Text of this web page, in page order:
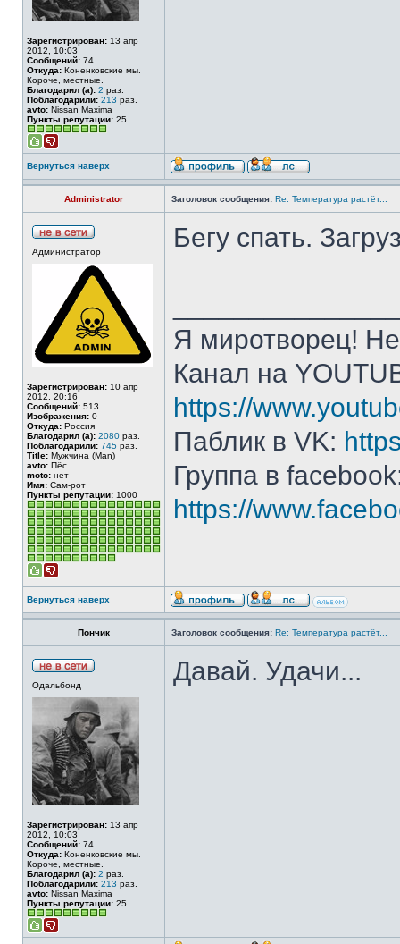
Зарегистрирован: 13 апр
2012, 10:03
Сообщений: 74
Откуда: Коненковские мы.
Короче, местные.
Благодарил (а): 2 раз.
Поблагодарили: 213 раз.
avto: Nissan Maxima
Пункты репутации: 25
Вернуться наверх
Administrator Заголовок сообщения: Re: Температура растёт...
Администратор
Зарегистрирован: 10 апр
2012, 20:16
Сообщений: 513
Изображения: 0
Откуда: Россия
Благодарил (а): 2080 раз.
Поблагодарили: 745 раз.
Title: Мужчина (Man)
avto: Пёс
moto: нет
Имя: Сам-рот
Пункты репутации: 1000
Бегу спать.
Я миротворец!
Канал на
https://
Паблик в VK:
Группа в
https://
Вернуться наверх
Пончик Заголовок сообщения: Re: Температура растёт...
Одальбонд
Зарегистрирован: 13 апр
2012, 10:03
Сообщений: 74
Откуда: Коненковские мы.
Короче, местные.
Благодарил (а): 2 раз.
Поблагодарили: 213 раз.
avto: Nissan Maxima
Пункты репутации: 25
Давай. Удачи...